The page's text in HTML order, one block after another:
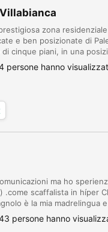
zona
e ben posizionate di
cinque piani, in una
è libero al rogito e si
persone hanno
ma ho
.come scaffalista in híper
è la mia madrelingua
automunito
persone hanno